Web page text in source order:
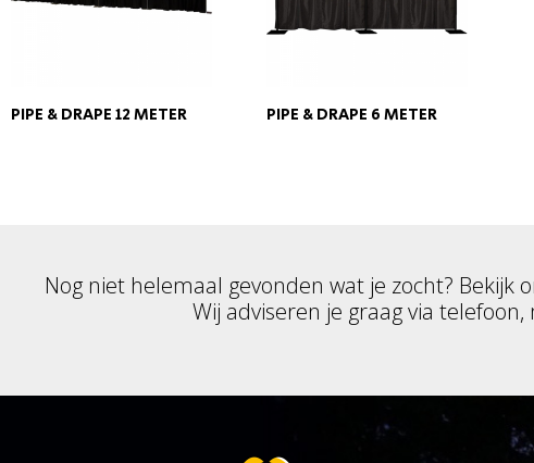
PIPE & DRAPE 12 METER PIPE & DRAPE 6 METER
Nog niet helemaal gevonden wat je zocht? Bekijk
Wij adviseren je graag via